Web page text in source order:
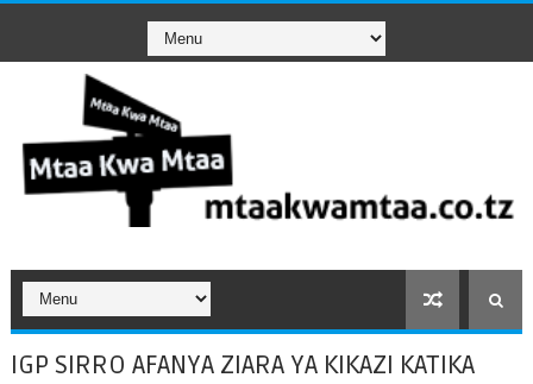
IGP SIRRO AFANYA ZIARA YA KIKAZI KATIKA